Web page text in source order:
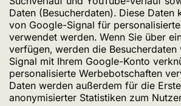
Daten (Besucherdaten). Diese Daten
von Google-Signal für
verwendet werden. Wenn Sie über
verfügen, werden die
Signal mit Ihrem Google-Konto
personalisierte Werbebotschaften
Daten werden außerdem für die
anonymisierter Statistiken zum